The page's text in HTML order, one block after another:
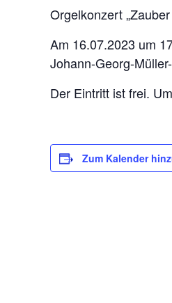
Orgelkonzert
Am 16.07.2023 um
Johann-Georg-
Der Eintritt ist frei.
Zum Kalender